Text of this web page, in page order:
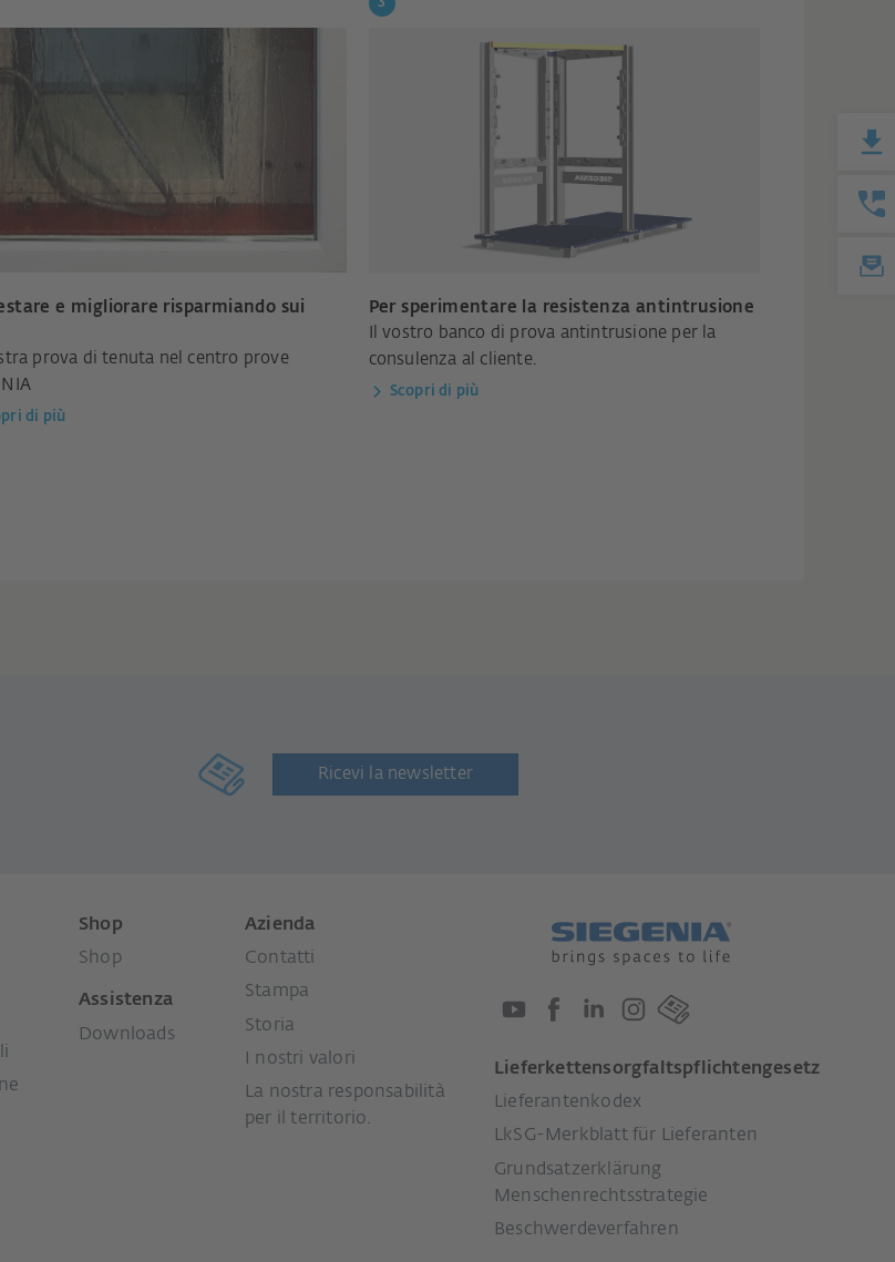
e migliorare risparmiando sui
prova di tenuta nel centro prove
di più
Per sperimentare la resistenza antintrusione
Il vostro banco di prova antintrusione per la
consulenza al cliente.
Scopri di più
Ricevi la newsletter
Shop
Shop
Assistenza
Downloads
Azienda
Contatti
Stampa
Storia
I nostri valori
La nostra responsabilità
per il territorio.
Lieferkettensorgfaltspflichtengesetz
Lieferantenkodex
LkSG-Merkblatt für Lieferanten
Grundsatzerklärung
Menschenrechtsstrategie
Beschwerdeverfahren